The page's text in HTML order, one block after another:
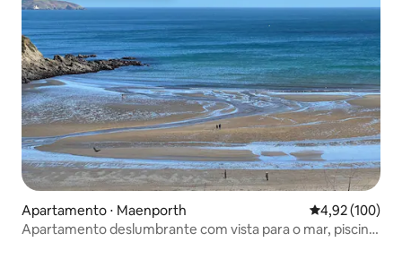
Apartamento ⋅ Maenporth 4,92 de uma
4,92 (100)
Apartamento deslumbrante com vista para o mar, piscina